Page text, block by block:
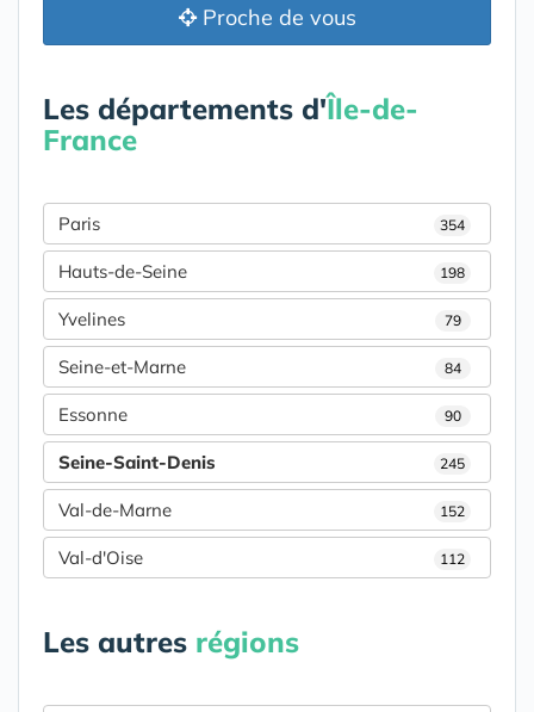
Proche de vous
Les départements d'Île-de-
France
Paris 354
Hauts-de-Seine 198
Yvelines 79
Seine-et-Marne 84
Essonne 90
Seine-Saint-Denis 245
Val-de-Marne 152
Val-d'Oise 112
Les autres régions